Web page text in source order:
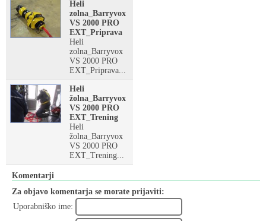
Heli
zolna_Barryvox
VS 2000 PRO
EXT_Priprava
Heli
zolna_Barryvox
VS 2000 PRO
EXT_Priprava...
Heli
žolna_Barryvox
VS 2000 PRO
EXT_Trening
Heli
žolna_Barryvox
VS 2000 PRO
EXT_Trening...
Komentarji
Za objavo komentarja se morate prijaviti:
Uporabniško ime: